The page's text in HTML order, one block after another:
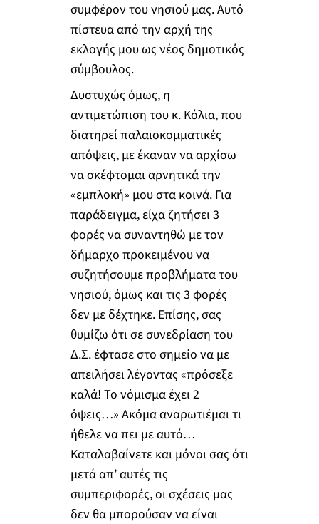
συμφέρον του νησιού μας. Αυτό
πίστευα από την αρχή της
εκλογής μου ως νέος δημοτικός
σύμβουλος.
Δυστυχώς όμως, η
αντιμετώπιση του κ. Κόλια, που
διατηρεί παλαιοκομματικές
απόψεις, με έκαναν να αρχίσω
να σκέφτομαι αρνητικά την
«εμπλοκή» μου στα κοινά. Για
παράδειγμα, είχα ζητήσει 3
φορές να συναντηθώ με τον
δήμαρχο προκειμένου να
συζητήσουμε προβλήματα του
νησιού, όμως και τις 3 φορές
δεν με δέχτηκε. Επίσης, σας
θυμίζω ότι σε συνεδρίαση του
Δ.Σ. έφτασε στο σημείο να με
απειλήσει λέγοντας «πρόσεξε
καλά! Το νόμισμα έχει 2
όψεις…» Ακόμα αναρωτιέμαι τι
ήθελε να πει με αυτό…
Καταλαβαίνετε και μόνοι σας ότι
μετά απ’ αυτές τις
συμπεριφορές, οι σχέσεις μας
δεν θα μπορούσαν να είναι